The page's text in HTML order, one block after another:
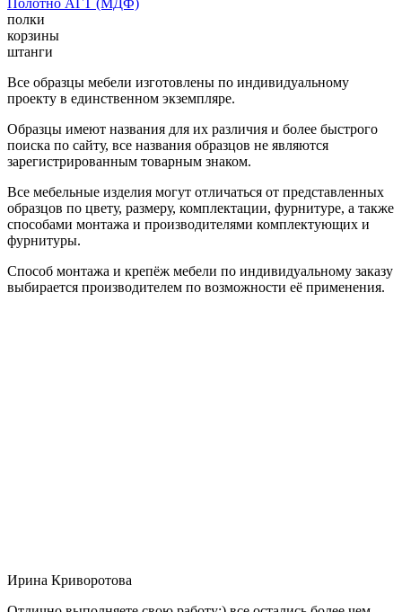
полки
корзины
штанги
Все образцы мебели изготовлены по индивидуальному
проекту в единственном экземпляре.
Образцы имеют названия для их различия и более быстрого
поиска по сайту, все названия образцов не являются
зарегистрированным товарным знаком.
Все мебельные изделия могут отличаться от представленных
образцов по цвету, размеру, комплектации, фурнитуре, а также
способами монтажа и производителями комплектующих и
фурнитуры.
Способ монтажа и крепёж мебели по индивидуальному заказу
выбирается производителем по возможности её применения.
Ирина Криворотова